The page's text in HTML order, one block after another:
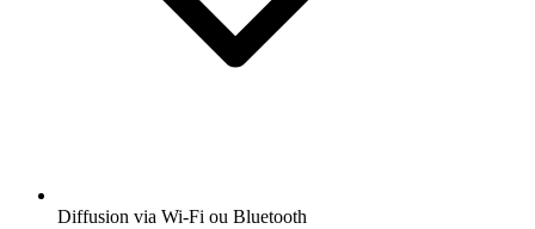
Diffusion via Wi-Fi ou Bluetooth